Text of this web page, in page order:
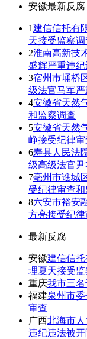
安徽最新反腐
1建信信托有
天接受监察调
2淮南高新技
盛辉严重违
3宿州市埇桥
级法官马军
4安徽省天然
和监察调查
5安徽省天然
峥接受纪律
6寿县人民法
级高级法官
7亳州市谯城
受纪律审查
8六安市裕安
方亮接受纪
最新反腐
安徽建信信
理夏天接受监
重庆我市三
福建泉州市
审查
广西北海市
违纪违法被